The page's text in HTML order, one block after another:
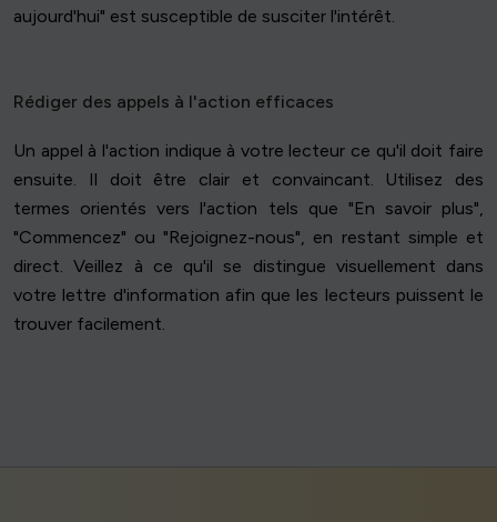
aujourd'hui" est susceptible de susciter l'intérêt.
Rédiger des appels à l'action efficaces
Un appel à l'action indique à votre lecteur ce qu'il doit faire
ensuite. Il doit être clair et convaincant. Utilisez des
termes orientés vers l'action tels que "En savoir plus",
"Commencez" ou "Rejoignez-nous", en restant simple et
direct. Veillez à ce qu'il se distingue visuellement dans
votre lettre d'information afin que les lecteurs puissent le
trouver facilement.